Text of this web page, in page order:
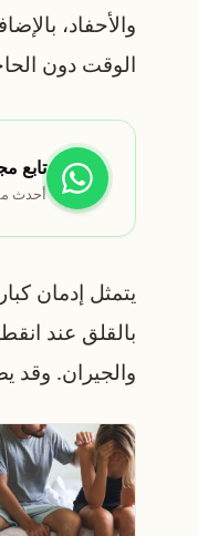
والأحفاد،
الوقت دون
تابع
أحدث
يتمثل إدمان
بالقلق عند
والجيران. وقد